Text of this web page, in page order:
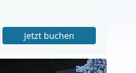
Jetzt buchen